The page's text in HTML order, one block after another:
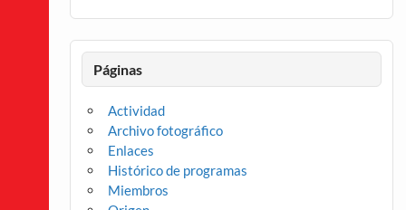
Páginas
Actividad
Archivo fotográfico
Enlaces
Histórico de programas
Miembros